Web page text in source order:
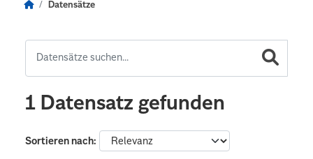
Datensätze
1 Datensatz gefunden
Sortieren nach